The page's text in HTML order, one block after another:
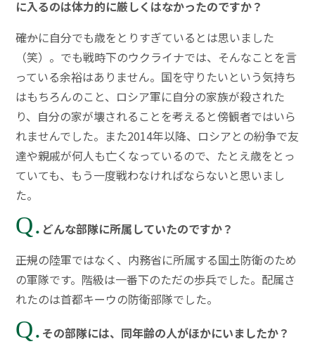
に入るのは体力的に厳しくはなかったのですか？
――確かに自分でも歳をとりすぎているとは思いました
（笑）。でも戦時下のウクライナでは、そんなことを言
っている余裕はありません。国を守りたいという気持ち
はもちろんのこと、ロシア軍に自分の家族が殺された
り、自分の家が壊されることを考えると傍観者ではいら
れませんでした。また2014年以降、ロシアとの紛争で友
達や親戚が何人も亡くなっているので、たとえ歳をとっ
ていても、もう一度戦わなければならないと思いまし
た。
Q. どんな部隊に所属していたのですか？
――正規の陸軍ではなく、内務省に所属する国土防衛のため
の軍隊です。階級は一番下のただの歩兵でした。配属さ
れたのは首都キーウの防衛部隊でした。
Q. その部隊には、同年齢の人がほかにいましたか？